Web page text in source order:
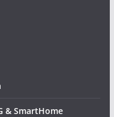
& SmartHome